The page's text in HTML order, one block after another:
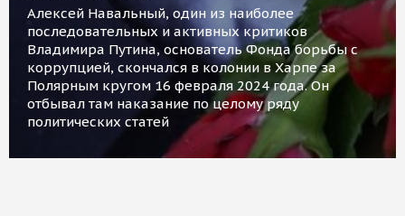
Алексей Навальный, один из наиболее
последовательных и активных критиков
Владимира Путина, основатель Фонда борьбы с
коррупцией, скончался в колонии в Харпе за
Полярным кругом 16 февраля 2024 года. Он
отбывал там наказание по целому ряду
политических статей